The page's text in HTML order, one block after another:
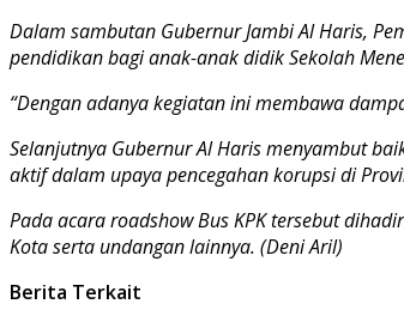
Dalam sambutan Gubernur Jambi Al Haris,
pendidikan bagi anak-anak didik Sekolah
“Dengan adanya kegiatan ini membawa
Selanjutnya Gubernur Al Haris menyambut
aktif dalam upaya pencegahan korupsi di
Pada acara roadshow Bus KPK tersebut
Kota serta undangan lainnya. (Deni Aril)
Berita Terkait